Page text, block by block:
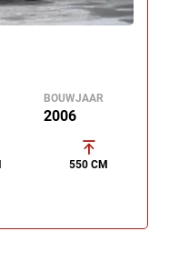
BOUWJAAR
2006
550 CM